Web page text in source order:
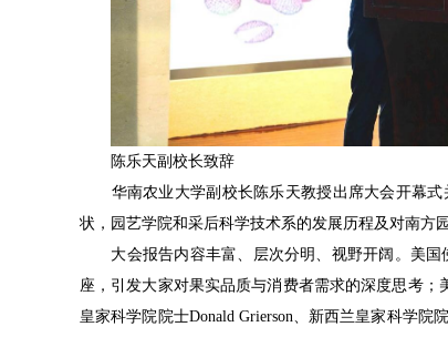
陈乐天副校长致辞
华南农业大学副校长陈乐天教授出席大会开幕式
状，园艺学院和采后科学技术系的发展历程及对南方
大会报告内容丰富、层次分明、视野开阔。美国
座，引发大家对果实品质与消费者需求的深度思考
皇家科学院院士Donald Grierson、新西兰皇家科学院